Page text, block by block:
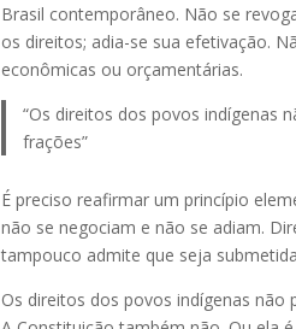
Brasil contemporâneo. Não se
os direitos; adia-se sua efetivação.
econômicas ou orçamentárias.
“Os direitos dos povos indígenas
frações”
É preciso reafirmar um princípio
não se negociam e não se adiam.
tampouco admite que seja
Os direitos dos povos indígenas